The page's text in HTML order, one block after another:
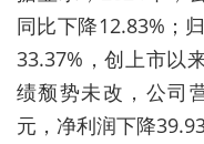
同比下降12.83%；
33.37%，创上市以
绩颓势未改，公司
元，净利润下降